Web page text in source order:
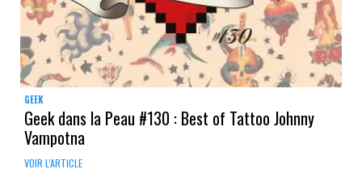
GEEK
Geek dans la Peau #130 : Best of Tattoo Johnny
Vampotna
VOIR L'ARTICLE